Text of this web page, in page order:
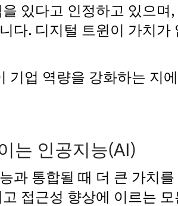
있다고 인정하고 있으며
다. 디지털 트윈이 가치가
기업 역량을 강화하는 지
는 인공지능(AI)
과 통합될 때 더 큰 가치
접근성 향상에 이르는